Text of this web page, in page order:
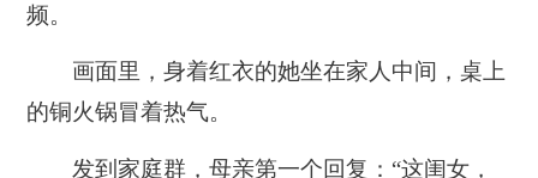
频。
画面里，身着红衣的她坐在家人中间，桌上
的铜火锅冒着热气。
发到家庭群，母亲第一个回复：“这闺女，